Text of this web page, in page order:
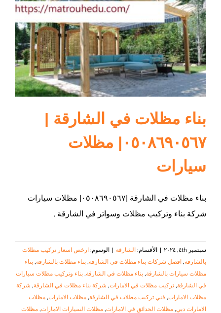
ام القيوين
بناء مظلات في الشارقة |
٠٥٠٨٦٩٠٥٦٧| مظلات
سيارات
بناء مظلات في الشارقة |٠٥٠٨٦٩٠٥٦٧| مظلات سيارات
شركة بناء وتركيب مظلات وسواتر في الشارقة ,
سبتمبر ٤th, ٢٠٢٤ | الأقسام: الشارقة | الوسوم: ارخص اسعار تركيب مظلات
بالشارقة, افضل شركات بناء مظلات في الشارقة, بناء مظلات بالشارقة, بناء
مظلات سيارات بالشارقة, بناء مظلات في الشارقة, بناء وتركيب مظلات سيارات
في الشارقة, تركيب مظلات في الامارات, شركة بناء مظلات في الشارقة, شركة
مظلات الامارات, فني تركيب مظلات في الشارقة, مظلات الامارات, مظلات
الامارات دبي, مظلات الحدائق في الامارات, مظلات السيارات الامارات, مظلات